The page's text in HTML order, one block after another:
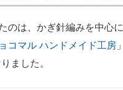
のは、かぎ針編みを中心
コマル ハンドメイド工房
ました。